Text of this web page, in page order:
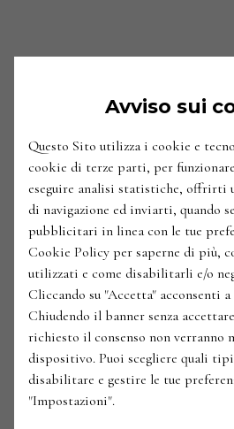
Avviso sui
Questo Sito utilizza i cookie e
cookie di terze parti, per
eseguire analisi statistiche, offrirti
di navigazione ed inviarti, quando
pubblicitari in linea con le tue
Cookie Policy per saperne di più,
utilizzati e come disabilitarli e/o
Cliccando su "Accetta" acconsenti
Chiudendo il banner senza
richiesto il consenso non verranno
dispositivo. Puoi scegliere quali
disabilitare e gestire le tue
"Impostazioni".